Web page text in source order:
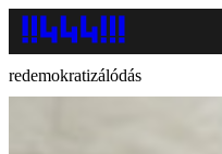
redemokratizálódás